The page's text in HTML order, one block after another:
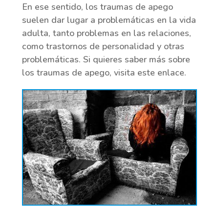
En ese sentido, los traumas de apego
suelen dar lugar a problemáticas en la vida
adulta, tanto problemas en las relaciones,
como trastornos de personalidad y otras
problemáticas. Si quieres saber más sobre
los traumas de apego, visita este enlace.